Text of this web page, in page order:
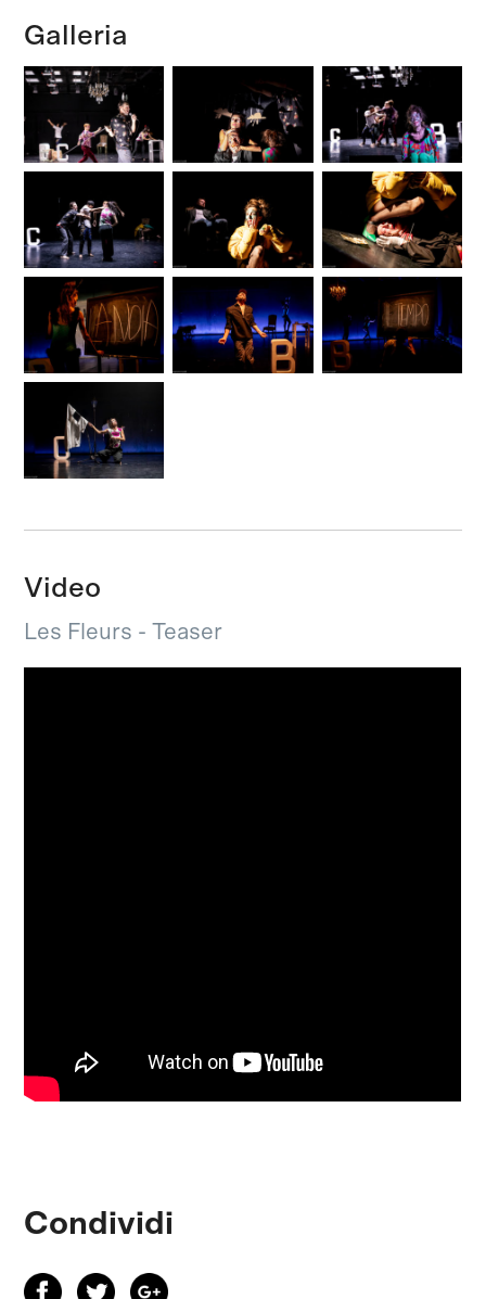
Galleria
Video
Les Fleurs - Teaser
Condividi